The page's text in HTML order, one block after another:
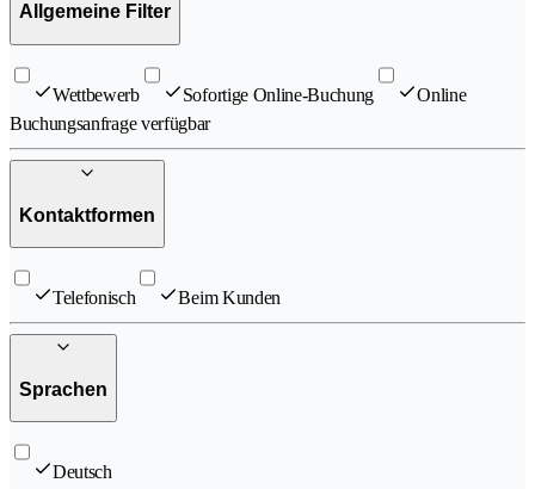
Allgemeine Filter
Wettbewerb Sofortige Online-Buchung
Online
Buchungsanfrage verfügbar
Kontaktformen
Telefonisch Beim Kunden
Sprachen
Deutsch